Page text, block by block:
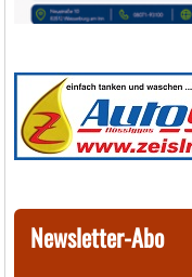
Newsletter-Abo